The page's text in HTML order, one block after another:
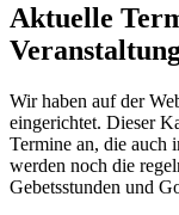
Aktuelle
Wir haben auf der
eingerichtet. Dieser
Termine an, die auch
werden noch die
Gebetsstunden und